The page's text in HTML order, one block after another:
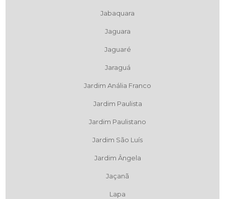
Jabaquara
Jaguara
Jaguaré
Jaraguá
Jardim Anália Franco
Jardim Paulista
Jardim Paulistano
Jardim São Luís
Jardim Ângela
Jaçanã
Lapa